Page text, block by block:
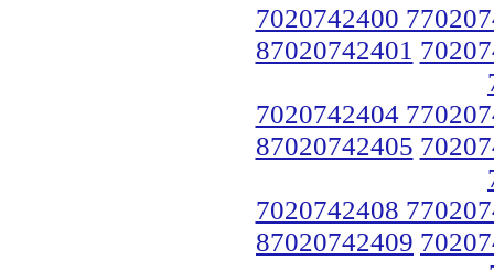
7020742400
87020742401
7020742404
87020742405
7020742408
87020742409